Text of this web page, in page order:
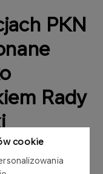
cookie
PKN
Rady